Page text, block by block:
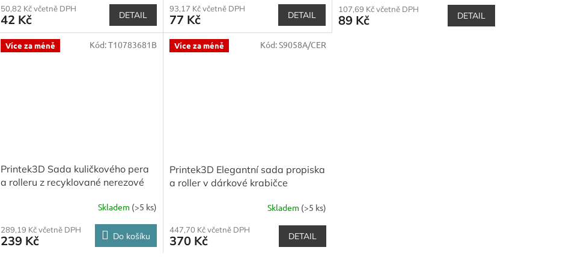
50,82 Kč včetně DPH
42 Kč DETAIL
93,17 Kč včetně DPH
77 Kč DETAIL
107,69 Kč včetně DPH
89 Kč DETAIL
Více za méně
Printek3D Sada kuličkového pera
a rolleru z recyklované nerezové
Skladem (>5 ks)
289,19 Kč včetně DPH
239 Kč Do košíku
Kód:T10783681B Více za méně
Printek3D Elegantní sada propiska
a roller v dárkové krabičce
Skladem (>5 ks)
447,70 Kč včetně DPH
370 Kč DETAIL
Kód:S9058A/CER